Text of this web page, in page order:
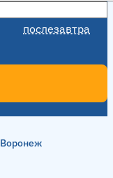
послезавтра
Воронеж